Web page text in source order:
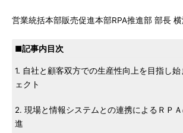
営業統括本部販売促進本部RPA推進部 部長
■記事内目次
1. 自社と顧客双方での生産性向上を目指し始
ェクト
2. 現場と情報システムとの連携によるＲＰ
進